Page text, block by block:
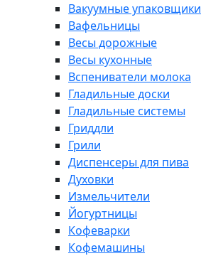
Вакуумные упаковщики
Вафельницы
Весы дорожные
Весы кухонные
Вспениватели молока
Гладильные доски
Гладильные системы
Гриддли
Грили
Диспенсеры для пива
Духовки
Измельчители
Йогуртницы
Кофеварки
Кофемашины